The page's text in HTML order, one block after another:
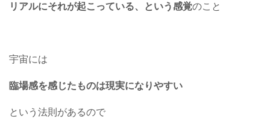
リアルにそれが起こっている、という感覚のこと
宇宙には
臨場感を感じたものは現実になりやすい
という法則があるので